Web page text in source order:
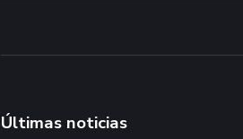
Últimas noticias